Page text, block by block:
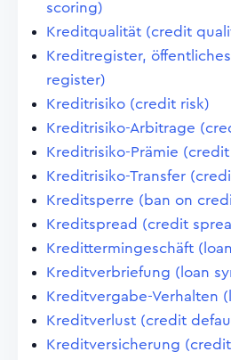
scoring)
Kreditqualität (credit
Kreditregister,
register)
Kreditrisiko (credit risk)
Kreditrisiko-Arbitrage
Kreditrisiko-Prämie
Kreditrisiko-Transfer
Kreditsperre (ban on
Kreditspread (credit
Kredittermingeschäft
Kreditverbriefung (loan
Kreditvergabe-Verhalten
Kreditverlust (credit
Kreditversicherung